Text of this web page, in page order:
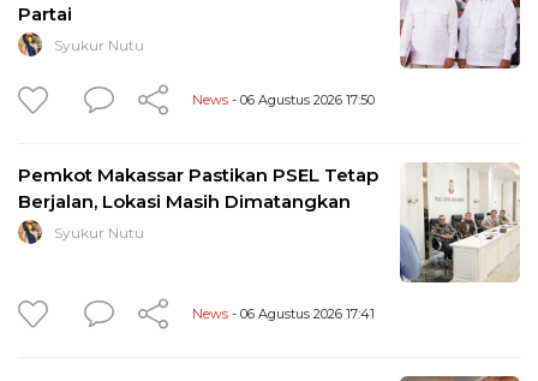
Partai
Syukur Nutu
News - 06 Agustus 2026 17:50
Pemkot Makassar Pastikan PSEL Tetap
Berjalan, Lokasi Masih Dimatangkan
Syukur Nutu
News - 06 Agustus 2026 17:41